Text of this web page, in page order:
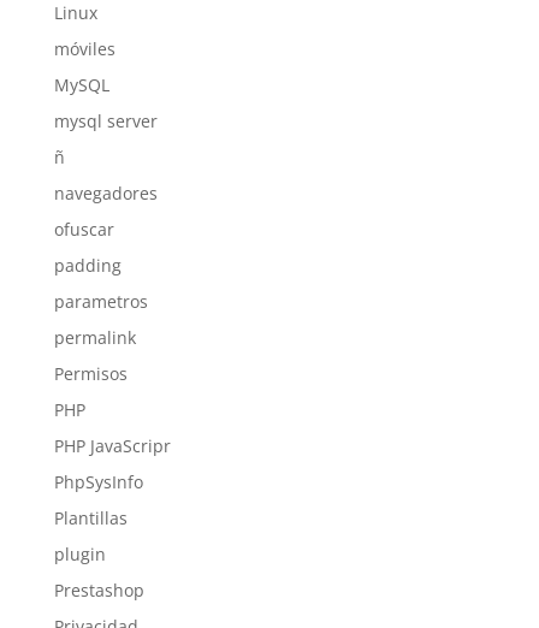
Linux
móviles
MySQL
mysql server
ñ
navegadores
ofuscar
padding
parametros
permalink
Permisos
PHP
PHP JavaScripr
PhpSysInfo
Plantillas
plugin
Prestashop